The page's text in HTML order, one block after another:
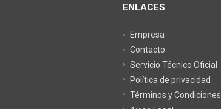
ENLACES
Empresa
Contacto
Servicio Técnico Oficial
Política de privacidad
Términos y Condiciones